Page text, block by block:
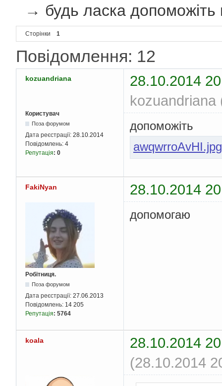
→ будь ласка допоможіть
Сторінки 1
Повідомлення: 12
kozuandriana
28.10.2014
kozuandriana
Користувач
Поза форумом
Дата реєстрації: 28.10.2014
Повідомлень: 4
Репутація: 0
допоможіть
awqwrroAvHI.jpg
FakiNyan 28.10.2014
Робітниця.
Поза форумом
Дата реєстрації: 27.06.2013
Повідомлень: 14 205
Репутація: 5764
допомогаю
koala
28.10.2014
(28.10.2014